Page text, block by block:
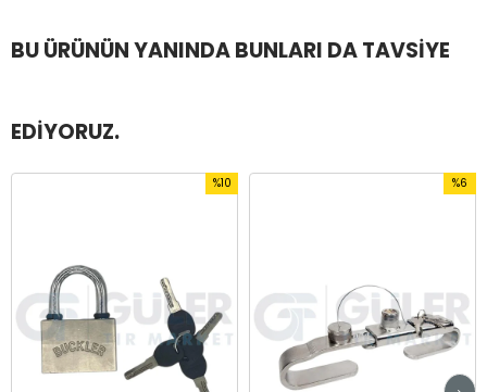
BU ÜRÜNÜN YANINDA BUNLARI DA TAVSIYE
EDIYORUZ.
%10
%6